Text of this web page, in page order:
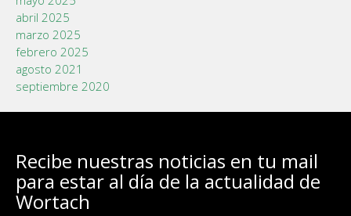
abril 2025
marzo 2025
febrero 2025
agosto 2021
septiembre 2020
Recibe nuestras noticias en tu mail
para estar al día de la actualidad de
Wortach